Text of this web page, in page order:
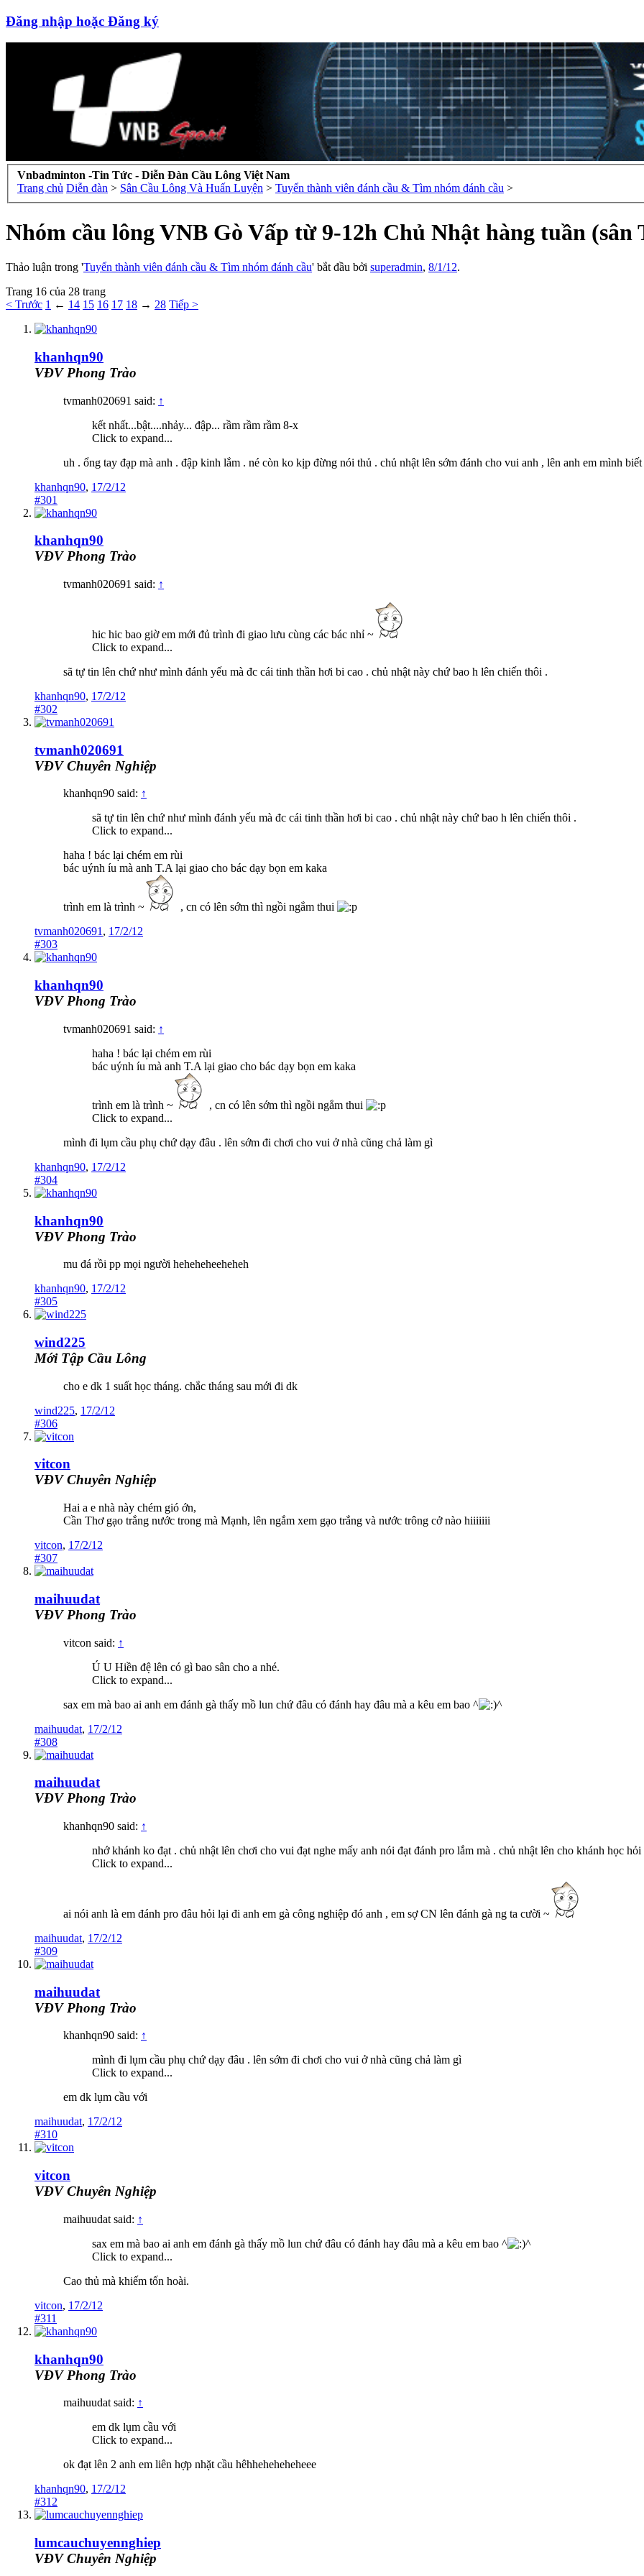
Đăng nhập hoặc Đăng ký
Vnbadminton -Tin Tức - Diễn Đàn Cầu Lông Việt Nam
Trang chủ Diễn đàn > Sân Cầu Lông Và Huấn Luyện > Tuyển thành viên đánh cầu & Tìm nhóm đánh cầu >
Nhóm cầu lông VNB Gò Vấp từ 9-12h Chủ Nhật hàng tuần (sân
Thảo luận trong 'Tuyển thành viên đánh cầu & Tìm nhóm đánh cầu' bắt đầu bởi superadmin, 8/1/12.
Trang 16 của 28 trang
< Trước 1 ← 14 15 16 17 18 → 28 Tiếp >
khanhqn90
VĐV Phong Trào
tvmanh020691 said: ↑
kết nhất...bật....nhảy... đập... rầm rầm rầm 8-x
Click to expand...
uh . ổng tay đạp mà anh . đập kinh lắm . né còn ko kịp đừng nói thủ . chủ nhật lên sớm đánh cho vui anh , lên anh em mình
khanhqn90, 17/2/12
#301
khanhqn90
VĐV Phong Trào
tvmanh020691 said: ↑
hic hic bao giờ em mới đủ trình đi giao lưu cùng các bác nhỉ ~
Click to expand...
sã tự tin lên chứ như mình đánh yếu mà đc cái tinh thần hơi bi cao . chủ nhật này chứ bao h lên chiến thôi .
khanhqn90, 17/2/12
#302
tvmanh020691
VĐV Chuyên Nghiệp
khanhqn90 said: ↑
sã tự tin lên chứ như mình đánh yếu mà đc cái tinh thần hơi bi cao . chủ nhật này chứ bao h lên chiến thôi .
Click to expand...
haha ! bác lại chém em rùi
bác uýnh íu mà anh T.A lại giao cho bác dạy bọn em kaka
trình em là trình ~
, cn có lên sớm thì ngồi ngắm thui
tvmanh020691 , 17/2/12
#303
khanhqn90
VĐV Phong Trào
tvmanh020691 said: ↑
haha ! bác lại chém em rùi
bác uýnh íu mà anh T.A lại giao cho bác dạy bọn em kaka
trình em là trình ~
, cn có lên sớm thì ngồi ngắm thui
Click to expand...
mình đi lụm cầu phụ chứ dạy đâu . lên sớm đi chơi cho vui ở nhà cũng chả làm gì
khanhqn90, 17/2/12
#304
khanhqn90
VĐV Phong Trào
mu đá rồi pp mọi người heheheheeheheh
khanhqn90, 17/2/12
#305
wind225
Mới Tập Cầu Lông
cho e dk 1 suất học tháng. chắc tháng sau mới đi dk
wind225, 17/2/12
#306
vitcon
VĐV Chuyên Nghiệp
Hai a e nhà này chém gió ớn,
Cần Thơ gạo trắng nước trong mà Mạnh, lên ngắm xem gạo trắng và nước trông cở nào hiiiiiii
vitcon, 17/2/12
#307
maihuudat
VĐV Phong Trào
vitcon said: ↑
Ú U Hiền đệ lên có gì bao sân cho a nhé.
Click to expand...
sax em mà bao ai anh em đánh gà thấy mồ lun chứ đâu có đánh hay đâu mà a kêu em bao ^
^
maihuudat, 17/2/12
#308
maihuudat
VĐV Phong Trào
khanhqn90 said: ↑
nhớ khánh ko đạt . chủ nhật lên chơi cho vui đạt nghe mấy anh nói đạt đánh pro lắm mà . chủ nhật lên cho khánh học hỏi
Click to expand...
ai nói anh là em đánh pro đâu hỏi lại đi anh em gà công nghiệp đó anh , em sợ CN lên đánh gà ng ta cười ~
maihuudat, 17/2/12
#309
maihuudat
VĐV Phong Trào
khanhqn90 said: ↑
mình đi lụm cầu phụ chứ dạy đâu . lên sớm đi chơi cho vui ở nhà cũng chả làm gì
Click to expand...
em dk lụm cầu với
maihuudat, 17/2/12
#310
vitcon
VĐV Chuyên Nghiệp
maihuudat said: ↑
sax em mà bao ai anh em đánh gà thấy mồ lun chứ đâu có đánh hay đâu mà a kêu em bao ^
^
Click to expand...
Cao thủ mà khiếm tốn hoài.
vitcon, 17/2/12
#311
khanhqn90
VĐV Phong Trào
maihuudat said: ↑
em dk lụm cầu với
Click to expand...
ok đạt lên 2 anh em liên hợp nhặt cầu hêhheheheheheee
khanhqn90, 17/2/12
#312
lumcauchuyennghiep
VĐV Chuyên Nghiệp